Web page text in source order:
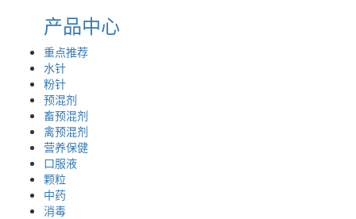
产品中心
重点推荐
水针
粉针
预混剂
畜预混剂
禽预混剂
营养保健
口服液
颗粒
中药
消毒